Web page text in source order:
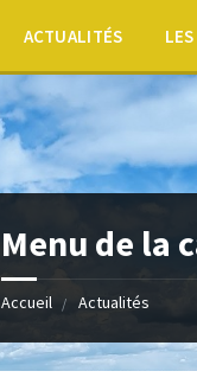
ACTUALITÉS
Menu de la
Accueil Actualités